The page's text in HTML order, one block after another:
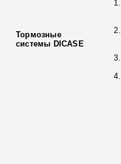
Тормозные
системы DICASE